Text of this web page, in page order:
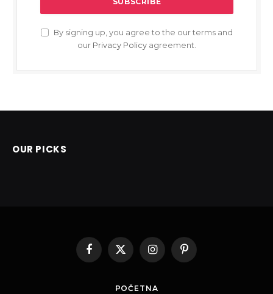
By signing up, you agree to the our terms and
our Privacy Policy agreement.
OUR PICKS
Facebook
X
(Twitter)
InstagramPinterest
POČETNA